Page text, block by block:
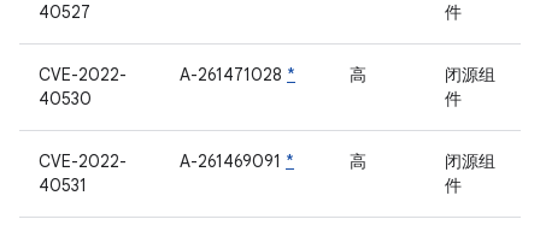
40527
件
CVE-2022-
40530
A-261471028 * 高
闭源组
件
CVE-2022-
40531
A-261469091 * 高
闭源组
件